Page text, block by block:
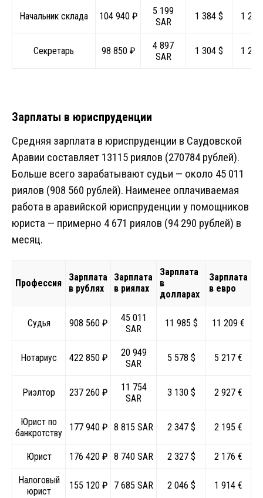
Начальник склада 104 940 ₽
5 199
SAR
1 384 $ 1
Секретарь 98 850 ₽
4 897
SAR
1 304 $ 1
Зарплаты в юриспруденции
Средняя зарплата в юриспруденции в Саудовской
Аравии составляет 13115 риялов (270784 рублей).
Больше всего зарабатывают судьи — около 45 011
риялов (908 560 рублей). Наименее оплачиваемая
работа в аравийской юриспруденции у помощников
юриста — примерно 4 671 риялов (94 290 рублей) в
месяц.
Профессия
Зарплата
в рублях
Зарплата
в риялах
Зарплата
в
долларах
Зарплата
в евро
Судья 908 560 ₽
45 011
SAR
11 985 $ 11 209 €
Нотариус 422 850 ₽
20 949
SAR
5 578 $ 5 217 €
Риэлтор 237 260 ₽
11 754
SAR
3 130 $ 2 927 €
Юрист по
банкротству
177 940 ₽ 8 815 SAR 2 347 $ 2 195 €
Юрист 176 420 ₽ 8 740 SAR 2 327 $ 2 176 €
Налоговый
юрист
155 120 ₽ 7 685 SAR 2 046 $ 1 914 €